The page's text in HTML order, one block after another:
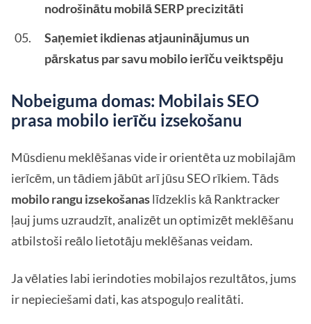
nodrošinātu mobilā SERP precizitāti
Saņemiet ikdienas atjauninājumus un
pārskatus par savu mobilo ierīču veiktspēju
Nobeiguma domas: Mobilais SEO
prasa mobilo ierīču izsekošanu
Mūsdienu meklēšanas vide ir orientēta uz mobilajām
ierīcēm, un tādiem jābūt arī jūsu SEO rīkiem. Tāds
mobilo rangu izsekošanaslīdzeklis kā Ranktracker
ļauj jums uzraudzīt, analizēt un optimizēt meklēšanu
atbilstoši reālo lietotāju meklēšanas veidam.
Ja vēlaties labi ierindoties mobilajos rezultātos, jums
ir nepieciešami dati, kas atspoguļo realitāti.